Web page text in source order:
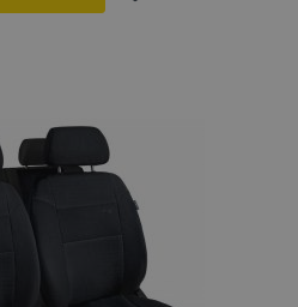
de
Deseos